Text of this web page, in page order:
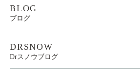
BLOG
ブログ
DRSNOW
Drスノウブログ